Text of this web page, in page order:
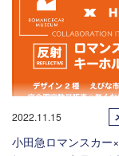
2022.11.15
小田急ロマンスカー